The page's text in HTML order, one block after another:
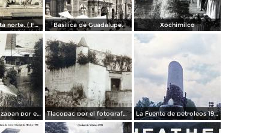
Panorama vista norte. ( Fechada el 20 de Junio de 1905 ). Basilica de Guadalupe. Xochimilco
La presa de Tizapan por el fotografo Fernando Kososky. ( Circulada el 22 de Diembre de 1910 ). Tlacopac por el fotografo Hugo Brehme. La Fuente de petroleos 1950.